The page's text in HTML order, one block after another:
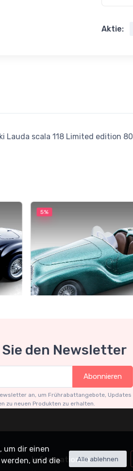
Aktie:
Lauda scala 118 Limited edition
5%
Schnäppchen-Garage
Limited edition 40 pcs
€149.00
den Newsletter
Abonnieren
an, um Frührabattangebote, Updates
zu neuen Produkten zu erhalten.
Informationen
um dir einen
und die
Alle ablehnen